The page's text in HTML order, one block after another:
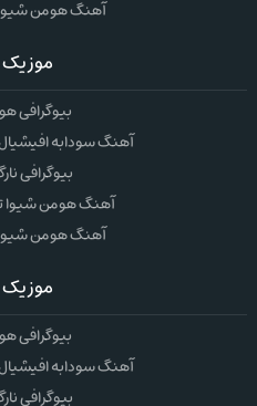
آهنگ هومن
موزیک
بیوگرافی
آهنگ سودابه
بیوگرافی
آهنگ هومن شیوا
آهنگ هومن
موزیک
بیوگرافی
آهنگ سودابه
بیوگرافی